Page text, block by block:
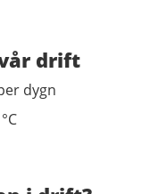
drift
dygn